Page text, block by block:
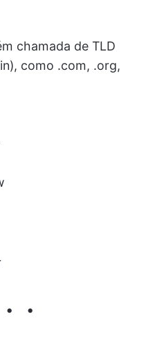
chamada de TLD
como .com, .org,